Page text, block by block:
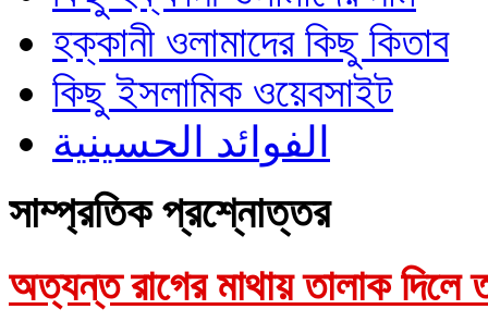
হক্কানী ওলামাদের কিছু কিতাব
কিছু ইসলামিক ওয়েবসাইট
الفوائد الحسينية
সাম্প্রতিক প্রশ্নোত্তর
অত্যন্ত রাগের মাথায় তালাক দিলে